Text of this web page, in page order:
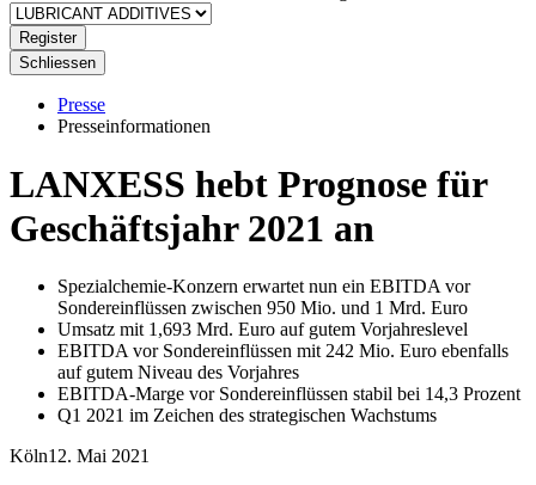
Register
Schliessen
Presse
Presseinformationen
LANXESS hebt Prognose für
Geschäftsjahr 2021 an
Spezialchemie-Konzern erwartet nun ein EBITDA vor
Sondereinflüssen zwischen 950 Mio. und 1 Mrd. Euro
Umsatz mit 1,693 Mrd. Euro auf gutem Vorjahreslevel
EBITDA vor Sondereinflüssen mit 242 Mio. Euro ebenfalls
auf gutem Niveau des Vorjahres
EBITDA-Marge vor Sondereinflüssen stabil bei 14,3 Prozent
Q1 2021 im Zeichen des strategischen Wachstums
Köln12. Mai 2021